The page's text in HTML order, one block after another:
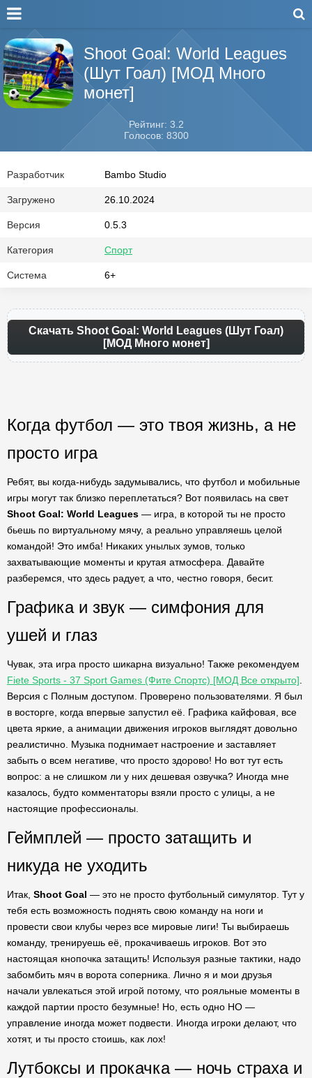
Shoot Goal: World Leagues
(Шут Гоал) [МОД Много
монет]
Рейтинг: 3.2
Голосов: 8300
Разработчик Bambo Studio
Загружено 26.10.2024
Версия 0.5.3
Категория Спорт
Система 6+
Скачать Shoot Goal: World Leagues (Шут Гоал)
[МОД Много монет]
Когда футбол — это твоя жизнь, а не
просто игра
Ребят, вы когда-нибудь задумывались, что футбол и мобильные
игры могут так близко переплетаться? Вот появилась на свет
Shoot Goal: World Leagues — игра, в которой ты не просто
бьешь по виртуальному мячу, а реально управляешь целой
командой! Это имба! Никаких унылых зумов, только
захватывающие моменты и крутая атмосфера. Давайте
разберемся, что здесь радует, а что, честно говоря, бесит.
Графика и звук — симфония для
ушей и глаз
Чувак, эта игра просто шикарна визуально! Также рекомендуем
Fiete Sports - 37 Sport Games (Фите Спортс) [МОД Все открыто]
Версия с Полным доступом. Проверено пользователями. Я был
в восторге, когда впервые запустил её. Графика кайфовая, все
цвета яркие, а анимации движения игроков выглядят довольно
реалистично. Музыка поднимает настроение и заставляет
забыть о всем негативе, что просто здорово! Но вот тут есть
вопрос: а не слишком ли у них дешевая озвучка? Иногда мне
казалось, будто комментаторы взяли просто с улицы, а не
настоящие профессионалы.
Геймплей — просто затащить и
никуда не уходить
Итак, Shoot Goal — это не просто футбольный симулятор. Тут у
тебя есть возможность поднять свою команду на ноги и
провести свои клубы через все мировые лиги! Ты выбираешь
команду, тренируешь её, прокачиваешь игроков. Вот это
настоящая кнопочка затащить! Используя разные тактики, надо
забомбить мяч в ворота соперника. Лично я и мои друзья
начали увлекаться этой игрой потому, что рояльные моменты в
каждой партии просто безумные! Но, есть одно НО —
управление иногда может подвести. Иногда игроки делают, что
хотят, и ты просто стоишь, как лох!
Лутбоксы и прокачка — ночь страха и